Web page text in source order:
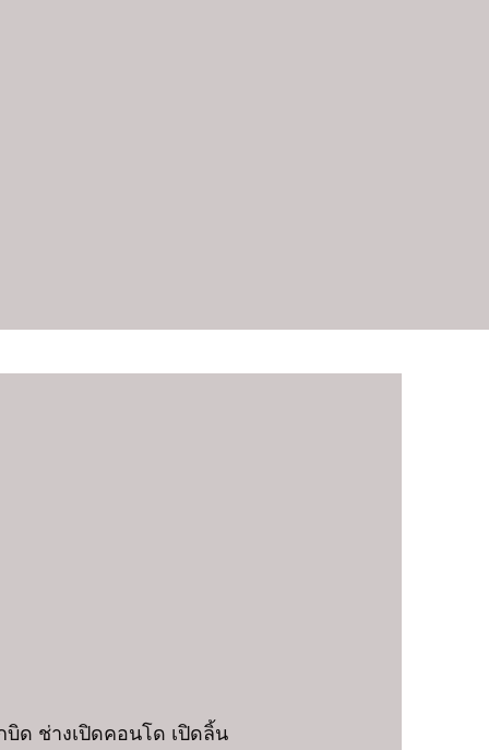
ด ช่างเปิดคอนโด เปิดลิ้น